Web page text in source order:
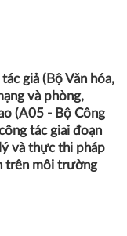
giả (Bộ Văn hóa,
và phòng,
(A05 - Bộ Công
tác giai đoạn
và thực thi pháp
trên môi trường